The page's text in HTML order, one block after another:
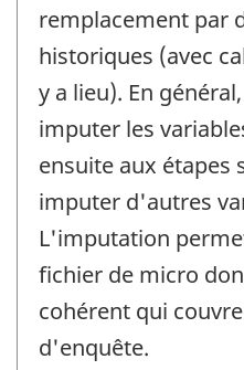
remplacement par
historiques (avec
y a lieu). En
imputer les
ensuite aux étapes
imputer d'autres
L'imputation
fichier de micro
cohérent qui
d'enquête.